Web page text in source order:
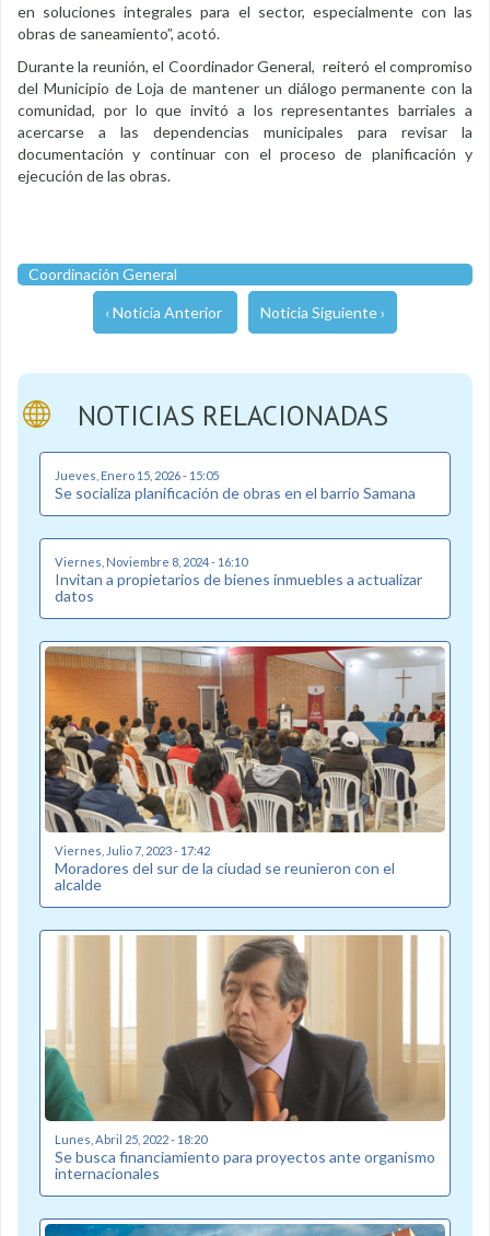
en soluciones integrales para el sector, especialmente con las
obras de saneamiento”, acotó.
Durante la reunión, el Coordinador General, reiteró el compromiso
del Municipio de Loja de mantener un diálogo permanente con la
comunidad, por lo que invitó a los representantes barriales a
acercarse a las dependencias municipales para revisar la
documentación y continuar con el proceso de planificación y
ejecución de las obras.
Coordinación General
‹ Noticia Anterior Noticia Siguiente ›
NOTICIAS RELACIONADAS
Jueves, Enero 15, 2026 - 15:05
Se socializa planificación de obras en el barrio Samana
Viernes, Noviembre 8, 2024 - 16:10
Invitan a propietarios de bienes inmuebles a actualizar
datos
Viernes, Julio 7, 2023 - 17:42
Moradores del sur de la ciudad se reunieron con el
alcalde
Lunes, Abril 25, 2022 - 18:20
Se busca financiamiento para proyectos ante organismo
internacionales